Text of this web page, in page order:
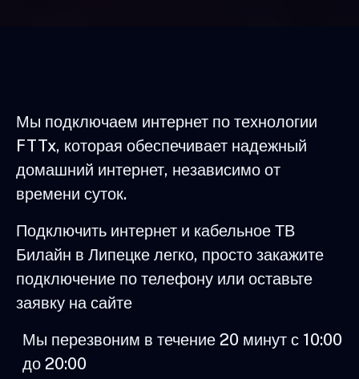
Мы подключаем интернет по технологии
FTTx, которая обеспечивает надежный
домашний интернет, независимо от
времени суток.
Подключить интернет и кабельное ТВ
Билайн в Липецке легко, просто закажите
подключение по телефону или оставьте
заявку на сайте
Мы перезвоним в течение 20 минут с 10:00
до 20:00